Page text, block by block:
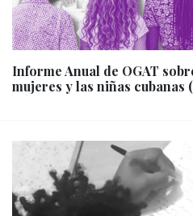
Informe Anual de OGAT
mujeres y las niñas cubanas